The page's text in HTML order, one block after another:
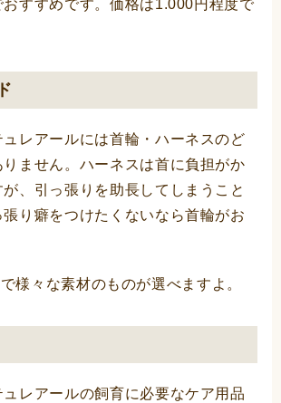
おすすめです。価格は1.000円程度で
ュレアールには首輪・ハーネスのど
ません。ハーネスは首に負担がか
、引っ張りを助長してしまうこと
張り癖をつけたくないなら首輪がお
様々な素材のものが選べますよ。
ュレアールの飼育に必要なケア用品